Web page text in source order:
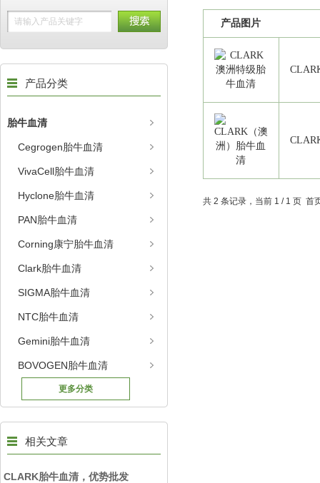
产品分类
胎牛血清
Cegrogen胎牛血清
VivaCell胎牛血清
Hyclone胎牛血清
PAN胎牛血清
Corning康宁胎牛血清
Clark胎牛血清
SIGMA胎牛血清
NTC胎牛血清
Gemini胎牛血清
BOVOGEN胎牛血清
更多分类
相关文章
CLARK胎牛血清，优势批发
产品图片
共 2 条记录，当前 1 / 1 页